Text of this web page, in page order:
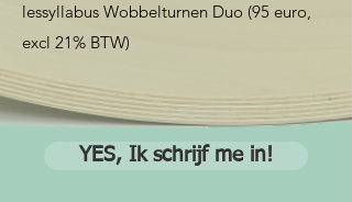
lessyllabus Wobbelturnen Duo (95 euro,
excl 21% BTW)
YES, Ik schrijf me in!